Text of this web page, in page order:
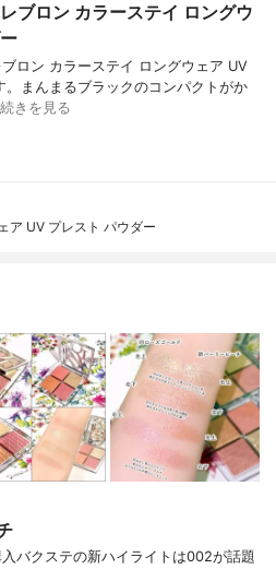
ブロン カラーステイ ロングウ
ロン カラーステイ ロングウェア UV
まんまるブラックのコンパクトがか
続きを見る
ア UV プレスト パウダー
バクステの新ハイライトは002が話題